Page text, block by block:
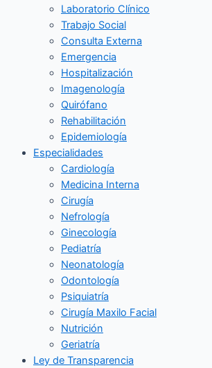
Laboratorio Clínico
Trabajo Social
Consulta Externa
Emergencia
Hospitalización
Imagenología
Quirófano
Rehabilitación
Epidemiología
Especialidades
Cardiología
Medicina Interna
Cirugía
Nefrología
Ginecología
Pediatría
Neonatología
Odontología
Psiquiatría
Cirugía Maxilo Facial
Nutrición
Geriatría
Ley de Transparencia